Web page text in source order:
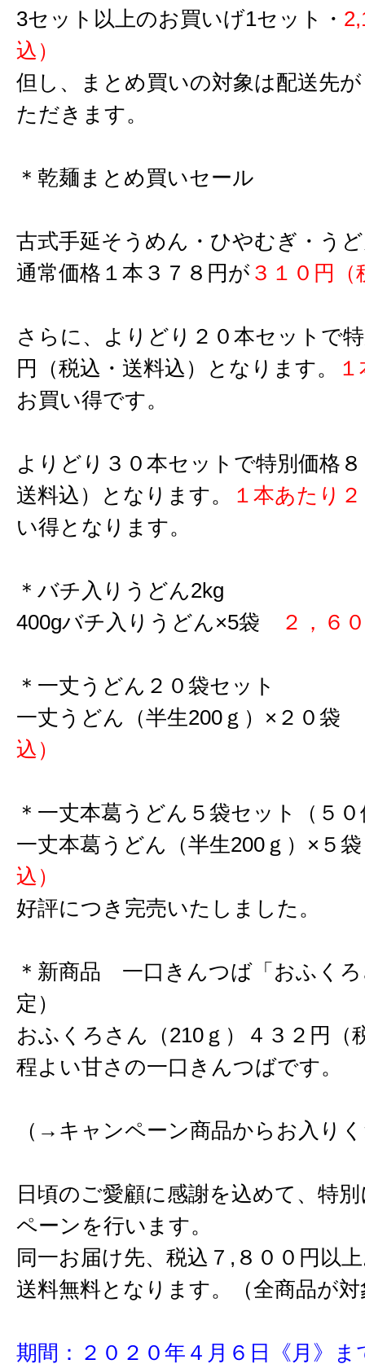
3セット以上のお買いげ1セット・
込）
但し、まとめ買いの対象は配送先
ただきます。
＊乾麺まとめ買いセール
古式手延そうめん・ひやむぎ・う
通常価格１本３７８円が ３１０円（
さらに、よりどり２０本セットで
円（税込・送料込）となります。
お買い得です。
よりどり３０本セットで特別価格
送料込）となります。
１本あたり
い得となります。
＊バチ入りうどん2kg
400gバチ入りうどん×5袋
２，６
＊一丈うどん２０袋セット
一丈うどん（半生200ｇ）×２０袋
込）
＊一丈本葛うどん５袋セット（５
一丈本葛うどん（半生200ｇ）×
込）
好評につき完売いたしました。
＊新商品 一口きんつば「おふく
定）
おふくろさん（210ｇ）４３２円（
程よい甘さの一口きんつばです。
（→キャンペーン商品からお入り
日頃のご愛顧に感謝を込めて、特
ペーンを行います。
同一お届け先、税込７,８００円以
送料無料となります。（全商品が
期間：２０２０年４月６日《月》ま